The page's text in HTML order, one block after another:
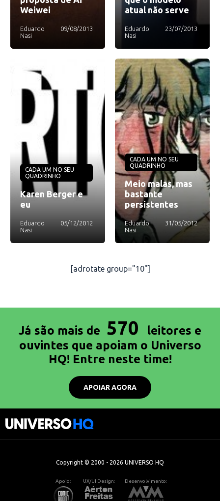
Weiwei
Eduardo
Nasi
09/08/2013
atual não serve
Eduardo
Nasi
23/07/2013
CADA UM NO SEU
QUADRINHO
Karen Berger e
eu
Eduardo
Nasi
05/12/2012
CADA UM NO SEU
QUADRINHO
Meio malas, mas
bastante
persistentes
Eduardo
Nasi
31/05/2012
[adrotate group="10"]
Já são mais de 570
leitores e
ouvintes que apoiam o Universo
HQ! Entre neste time!
APOIAR AGORA
Copyright © 2000 - 2026 UNIVERSO HQ
Apoio: UX/UI Design: Desenvolvimento: